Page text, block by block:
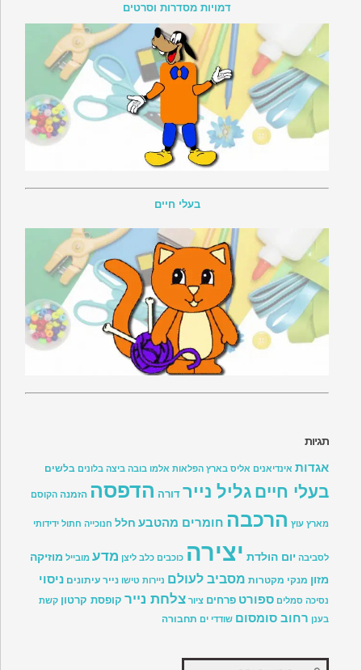
דמויות מסדרות וסרטים
בעלי חיים
תגיות
אגדות אינדיאנים אליס בארץ הפלאות אלמו בובה ביצה בלונים בלשים
בעלי חיים גליל נייר דורה הדפסה הזמנה הקוסם
מארץ עוץ הרכבה חומרים מהטבע חלל חנוכייה חתול ידידותי
לסביבה יום הולדת יצירה כוכבים כלב ליצן מדע מובייל מוזיקה
מזון מנקי מקטרות מסביב לעולם ניירות טישו נייר עיתונים ניסוי
נסיכה סמלים ספורט פרחים ציור צלחת נייר קופסת קרטון קשת
בענן רחוב סומסום שודדי ים תחבורה